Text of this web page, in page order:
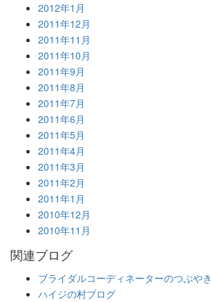
2012年1月
2011年12月
2011年11月
2011年10月
2011年9月
2011年8月
2011年7月
2011年6月
2011年5月
2011年4月
2011年3月
2011年2月
2011年1月
2010年12月
2010年11月
関連ブログ
ブライダルコーディネーターのつぶやき
ハイジの村ブログ